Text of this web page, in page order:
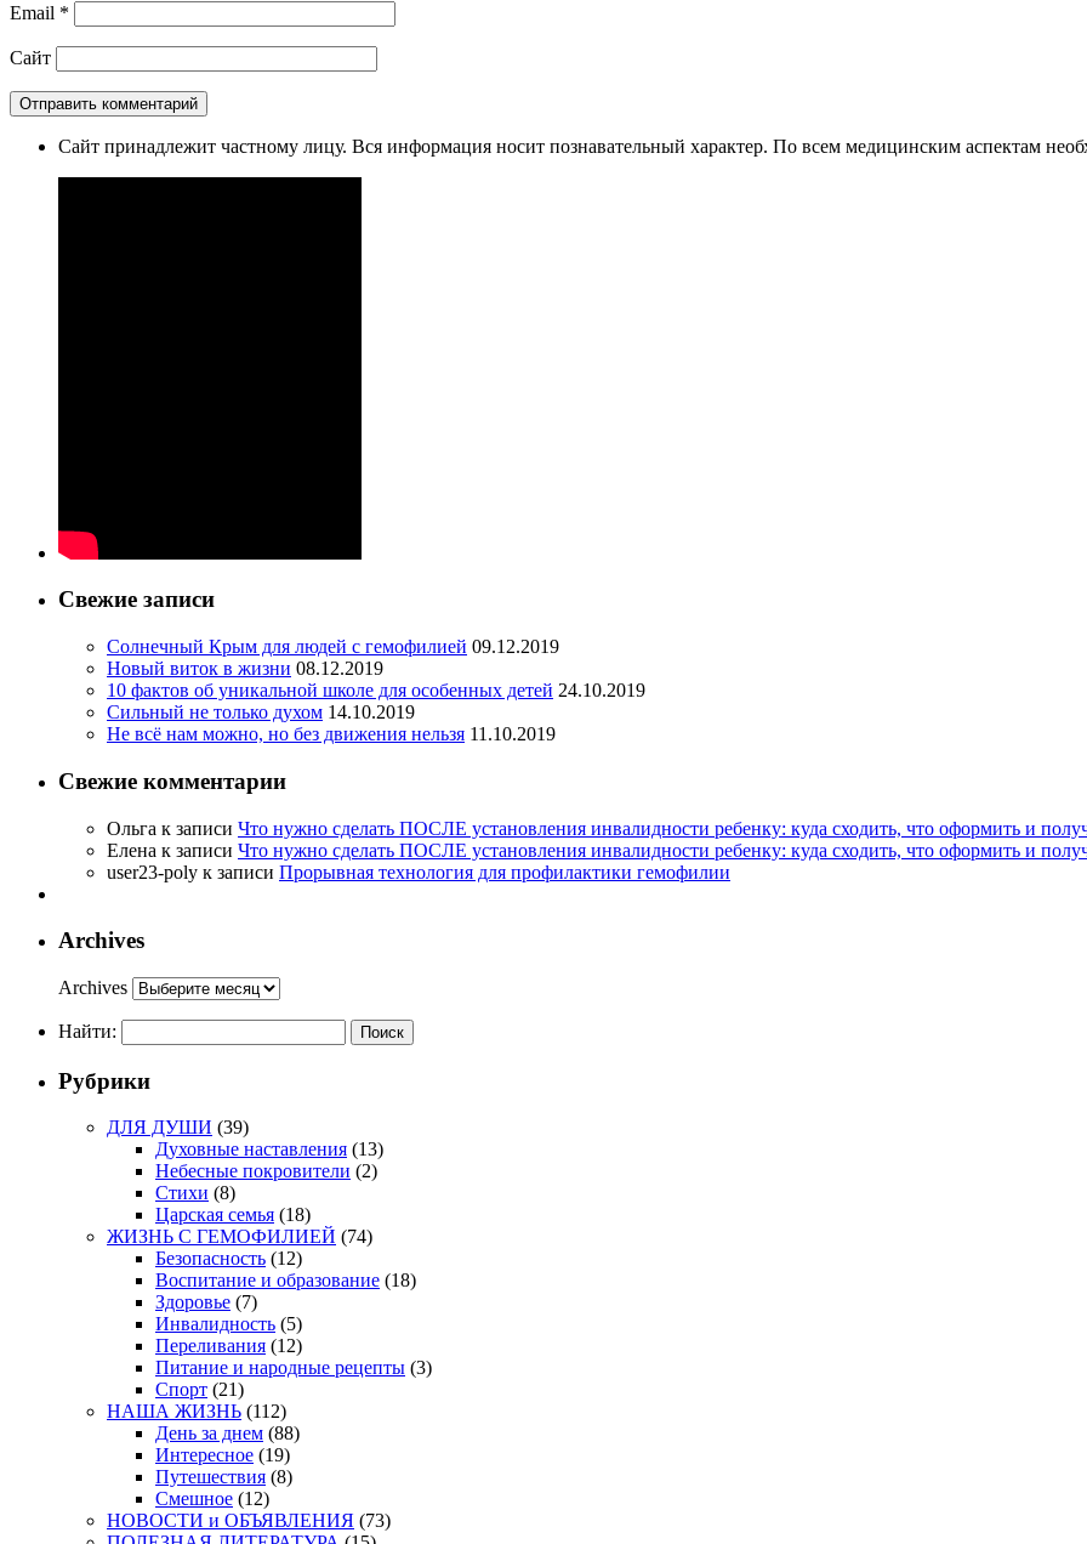
Email *
Сайт
Сайт принадлежит частному лицу. Вся информация носит познавательный характер. По всем медицинским аспектам
Свежие записи
Солнечный Крым для людей с гемофилией 09.12.2019
Новый виток в жизни 08.12.2019
10 фактов об уникальной школе для особенных детей 24.10.2019
Сильный не только духом 14.10.2019
Не всё нам можно, но без движения нельзя 11.10.2019
Свежие комментарии
Ольга к записи Что нужно сделать ПОСЛЕ установления инвалидности ребенку: куда сходить, что оформить и
Елена к записи Что нужно сделать ПОСЛЕ установления инвалидности ребенку: куда сходить, что оформить и
user23-poly к записи Прорывная технология для профилактики гемофилии
Archives
Archives
Найти:
Рубрики
ДЛЯ ДУШИ (39)
Духовные наставления (13)
Небесные покровители (2)
Стихи (8)
Царская семья (18)
ЖИЗНЬ С ГЕМОФИЛИЕЙ (74)
Безопасность (12)
Воспитание и образование (18)
Здоровье (7)
Инвалидность (5)
Переливания (12)
Питание и народные рецепты (3)
Спорт (21)
НАША ЖИЗНЬ (112)
День за днем (88)
Интересное (19)
Путешествия (8)
Смешное (12)
НОВОСТИ и ОБЪЯВЛЕНИЯ (73)